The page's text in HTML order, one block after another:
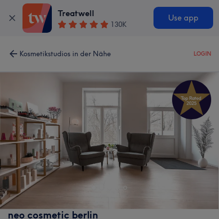
Treatwell
130K
Use app
Kosmetikstudios in der Nähe LOGIN
neo cosmetic berlin